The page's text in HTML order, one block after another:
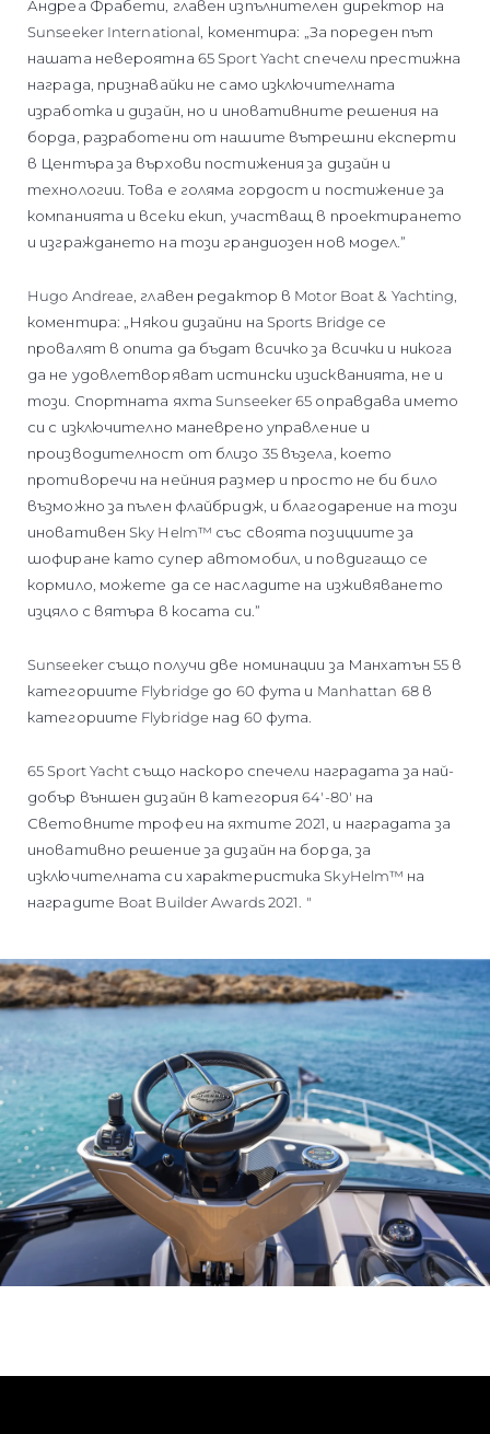
Андреа Фрабети, главен изпълнителен директор на
Sunseeker International, коментира: „За пореден път
нашата невероятна 65 Sport Yacht спечели престижна
награда, признавайки не само изключителната
изработка и дизайн, но и иновативните решения на
борда, разработени от нашите вътрешни експерти
в Центъра за върхови постижения за дизайн и
технологии. Това е голяма гордост и постижение за
компанията и всеки екип, участващ в проектирането
и изграждането на този грандиозен нов модел.”
Hugo Andreae, главен редактор в Motor Boat & Yachting,
коментира: „Някои дизайни на Sports Bridge се
провалят в опита да бъдат всичко за всички и никога
да не удовлетворяват истински изискванията, не и
този. Спортната яхта Sunseeker 65 оправдава името
си с изключително маневрено управление и
производителност от близо 35 възела, което
противоречи на нейния размер и просто не би било
възможно за пълен флайбридж, и благодарение на този
иновативен Sky Helm™ със своята позициите за
шофиране като супер автомобил, и повдигащо се
кормило, можете да се насладите на изживяването
изцяло с вятъра в косата си.”
Sunseeker също получи две номинации за Манхатън 55 в
категориите Flybridge до 60 фута и Manhattan 68 в
категориите Flybridge над 60 фута.
65 Sport Yacht също наскоро спечели наградата за най-
добър външен дизайн в категория 64'-80' на
Световните трофеи на яхтите 2021, и наградата за
иновативно решение за дизайн на борда, за
изключителната си характеристика SkyHelm™ на
наградите Boat Builder Awards 2021. "